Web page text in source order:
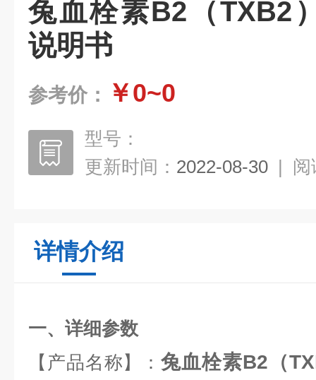
兔血栓素B2（TXB2
说明书
参考价： ￥0~0
型号：
更新时间： 2022-08-30 | 阅
详情介绍
一、详细参数
【产品名称】：兔血栓素B2（